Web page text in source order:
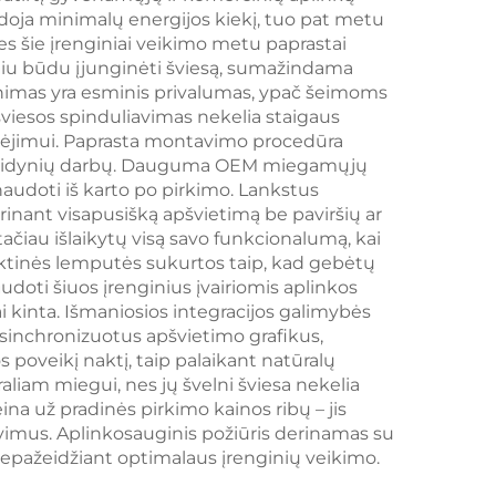
šviesos reguliatorius
su atmintimi, 1800
mAh baterija, 18 val.
minimalų energijos kiekį, tuo pat metu
šie įrenginiai veikimo metu paprastai
būdu įjunginėti šviesą, sumažindama
yra esminis privalumas, ypač šeimoms
spinduliavimas nekelia staigaus
Paprasta montavimo procedūra
darbų. Dauguma OEM miegamųjų
iš karto po pirkimo. Lankstus
visapusišką apšvietimą be paviršių ar
išlaikytų visą savo funkcionalumą, kai
lemputės sukurtos taip, kad gebėtų
šiuos įrenginius įvairiomis aplinkos
Išmaniosios integracijos galimybės
apšvietimo grafikus,
poveikį naktį, taip palaikant natūralų
miegui, nes jų švelni šviesa nekelia
už pradinės pirkimo kainos ribų – jis
Aplinkosauginis požiūris derinamas su
optimalaus įrenginių veikimo.